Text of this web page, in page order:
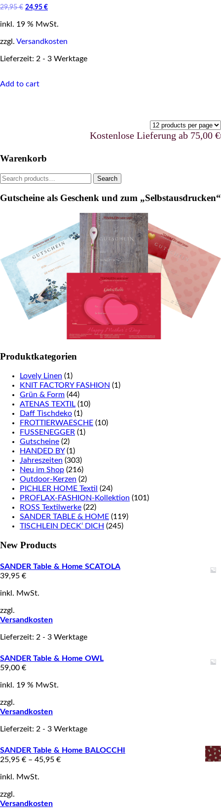
29,95€ Original
was:
24,95 €Current
is:
inkl. 19 % MwSt.
zzgl. Versandkosten
Lieferzeit: 2 - 3 Werktage
Add to cart
Kostenlose Lieferung ab 75,00
Warenkorb
Search
for:
Search
Gutscheine als Geschenk und zum „Selbstausdrucken“
Produktkategorien
Lovely Linen (1)
KNIT FACTORY FASHION (1)
Grün & Form (44)
ATENAS TEXTIL (10)
Daff Tischdeko (1)
FROTTIERWAESCHE (10)
FUSSENEGGER (1)
Gutscheine (2)
HANDED BY (1)
Jahreszeiten (303)
Neu im Shop (216)
Outdoor-Kerzen (2)
PICHLER HOME Textil (24)
PROFLAX-FASHION-Kollektion (101)
ROSS Textilwerke (22)
SANDER TABLE & HOME (119)
TISCHLEIN DECK‘ DICH (245)
New Products
SANDER Table & Home SCATOLA
39,95 €
inkl. MwSt.
zzgl.
Versandkosten
Lieferzeit: 2 - 3 Werktage
SANDER Table & Home OWL
59,00 €
inkl. 19 % MwSt.
zzgl.
Versandkosten
Lieferzeit: 2 - 3 Werktage
SANDER Table & Home BALOCCHI
25,95 € – 45,95 €
inkl. MwSt.
zzgl.
Versandkosten